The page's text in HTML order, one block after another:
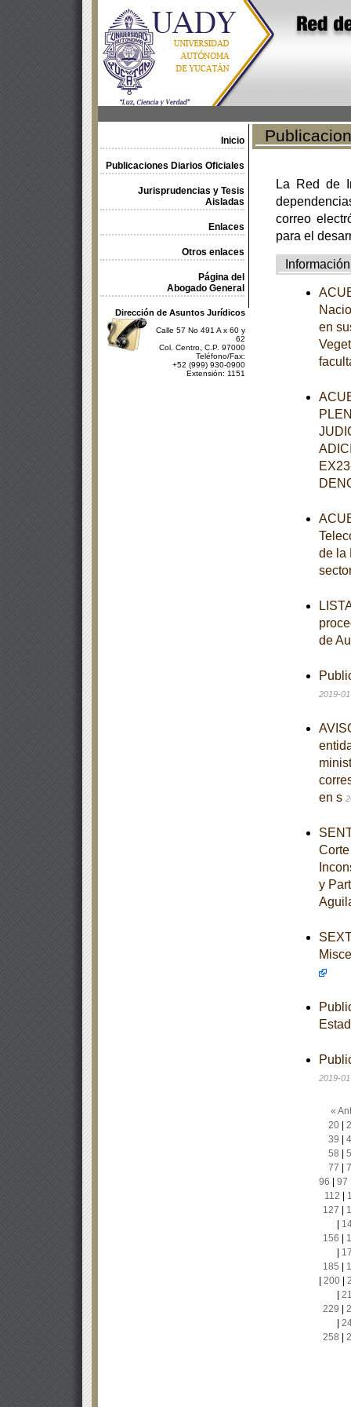
Inicio
Publicaciones Diarios Oficiales
Jurisprudencias y Tesis
Aisladas
Enlaces
Otros enlaces
Página del
Abogado General
Dirección de Asuntos Jurídicos
Calle 57 No 491 A x 60 y
62
Col. Centro, C.P. 97000
Teléfono/Fax:
+52 (999) 930-0900
Extensión: 1151
La Red de
correo
para el
Información
en
de la
de
2019-
en s
y
2019-
«
20|
39
58
77
96
97
112
127
156
185
200|
229
258